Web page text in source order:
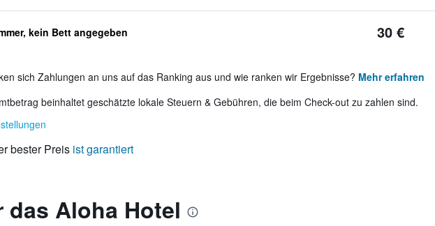
kein Bett angegeben 30 €
sich Zahlungen an uns auf das Ranking aus und wie ranken wir Ergebnisse? Mehr erfahren
beinhaltet geschätzte lokale Steuern & Gebühren, die beim Check-out zu zahlen sind.
bester Preis ist garantiert
das Aloha Hotel